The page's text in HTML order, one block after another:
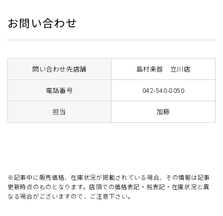
お問い合わせ
問い合わせ先店舗 島村楽器 立川店
電話番号 042-540-8050
担当 加藤
※記事中に販売価格、在庫状況が掲載されている場合、その情報は記事
更新時点のものとなります。店頭での価格表記・税表記・在庫状況と異
なる場合がございますので、ご注意下さい。